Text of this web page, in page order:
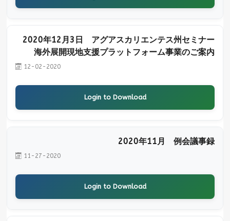
2020年12月3日 アグアスカリエンテス州セミナー
海外展開現地支援プラットフォーム事業のご案内
12-02-2020
Login to Download
2020年11月 例会議事録
11-27-2020
Login to Download